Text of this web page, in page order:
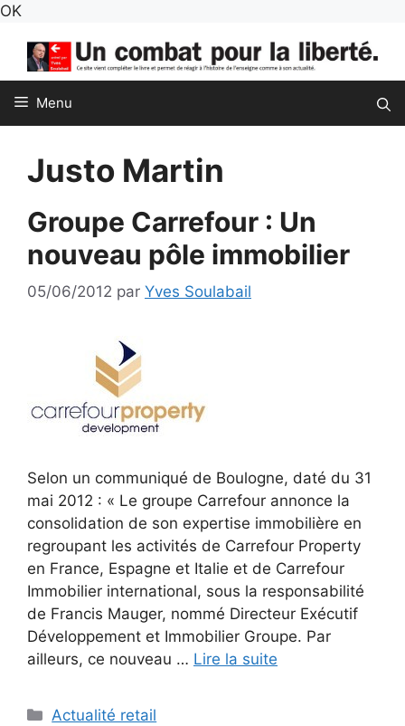
OKAller
contenu
Menu
Justo Martin
Groupe Carrefour : Un
nouveau pôle immobilier
05/06/2012 par Yves Soulabail
Selon un communiqué de Boulogne, daté du 31
mai 2012 : « Le groupe Carrefour annonce la
consolidation de son expertise immobilière en
regroupant les activités de Carrefour Property
en France, Espagne et Italie et de Carrefour
Immobilier international, sous la responsabilité
de Francis Mauger, nommé Directeur Exécutif
Développement et Immobilier Groupe. Par
ailleurs, ce nouveau … Lire la suite
Catégories
Actualité retail